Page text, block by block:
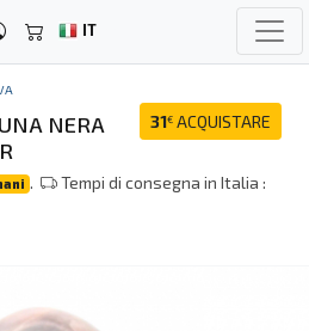
IT
31€ ACQUISTARE
NERA
.
Tempi di consegna in Italia :